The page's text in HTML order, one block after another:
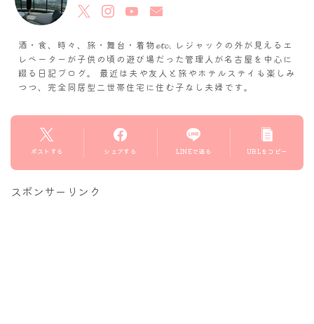
酒・食、時々、旅・舞台・着物𝓮𝓽𝓬. レジャックの外が見えるエ
レベーターが子供の頃の遊び場だった管理人が名古屋を中心に
綴る日記ブログ。 最近は夫や友人と旅やホテルステイも楽しみ
つつ、完全同居型二世帯住宅に住む子なし夫婦です。
ポストする シェアする LINEで送る URLをコピー
スポンサーリンク